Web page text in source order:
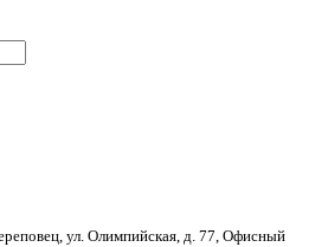
ул. Олимпийская, д. 77, Офисный